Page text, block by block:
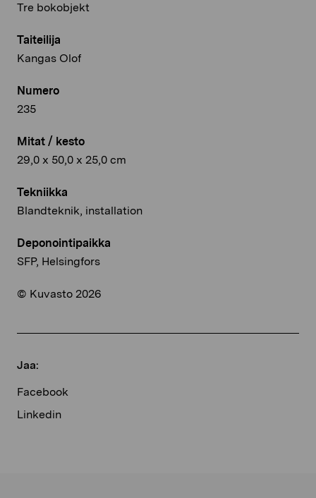
Tre bokobjekt
Taiteilija
Kangas Olof
Numero
235
Mitat / kesto
29,0 x 50,0 x 25,0 cm
Tekniikka
Blandteknik, installation
Deponointipaikka
SFP, Helsingfors
© Kuvasto 2026
Jaa:
Facebook
Linkedin